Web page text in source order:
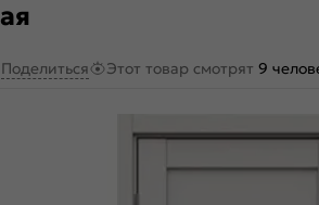
Поделиться Этот товар смотрят 9